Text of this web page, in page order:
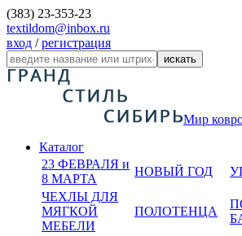
(383) 23-353-23
textildom@inbox.ru
вход /регистрация
искать
Мир
Каталог
23 ФЕВРАЛЯ и
8 МАРТА
НОВЫЙ ГОД
ЧЕХЛЫ ДЛЯ
МЯГКОЙ
МЕБЕЛИ
ПОЛОТЕНЦА